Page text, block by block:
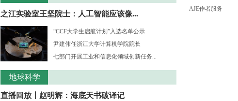
之江实验室王坚院士：人工智能应该像...
“CCF大学生启航计划”入选名单公示
尹建伟任浙江大学计算机学院院长
七部门开展工业和信息化领域创新任务...
地球科学
直播回放丨赵明辉：海底天书破译记
AJE作者服务